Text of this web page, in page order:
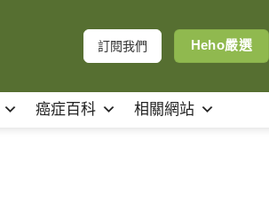
訂閱我們 Heho嚴選
癌症百科 相關網站